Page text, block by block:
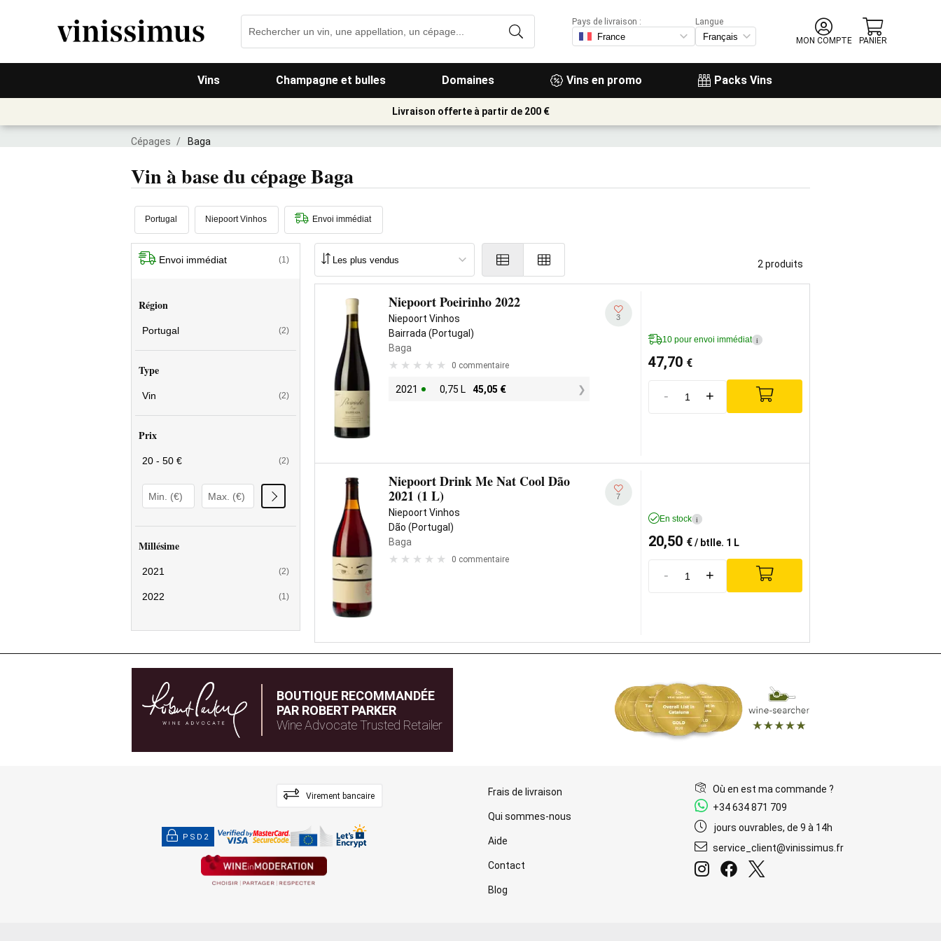
Vins Champagne et bulles Domaines Vins en promo Packs Vins
Pays de livraison :
Langue
MON COMPTE
PANIER
Livraison offerte à partir de 200 €
Cépages / Baga
Vin à base du cépage Baga
Portugal Niepoort Vinhos Envoi immédiat
Envoi immédiat (1)
Région
Portugal (2)
Type
Vin (2)
Prix
20 - 50 € (2)
Millésime
2021 (2)
2022 (1)
2 produits
Niepoort Poeirinho 2022
Niepoort Vinhos
Bairrada (Portugal)
Baga
0 commentaire
2021 0,75 L 45,05 €
3
10 pour envoi immédiat i
47,70 €
- +
Niepoort Drink Me Nat Cool Dão
2021 (1 L)
Niepoort Vinhos
Dão (Portugal)
Baga
0 commentaire
7
En stock i
20,50 €/ btlle. 1 L
- +
BOUTIQUE RECOMMANDÉE
PAR ROBERT PARKER
Wine Advocate Trusted Retailer
Virement bancaire
PSD2
Frais de livraison
Qui sommes-nous
Aide
Contact
Blog
Où en est ma commande ?
+34 634 871 709
jours ouvrables, de 9 à 14h
service_client@vinissimus.fr